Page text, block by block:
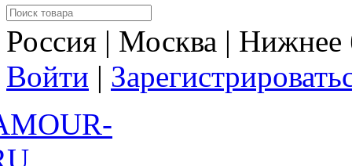
Россия | Москва |
Войти |